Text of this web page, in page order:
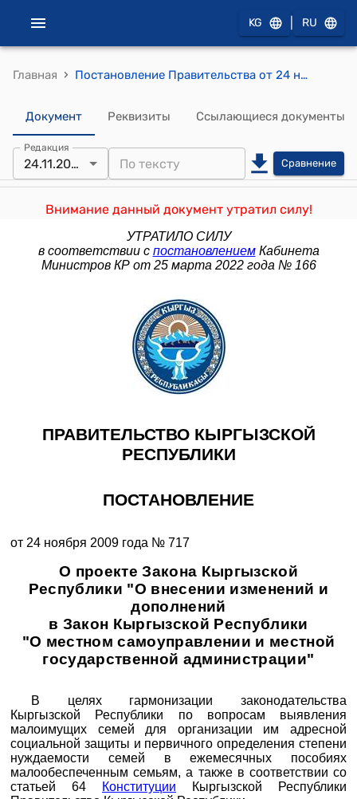
KG RU
Главная › Постановление Правительства от 24 ноября 2009 года №717 "О проекте Закона Кыргызской Республики "О внесении изменений и дополнений в Закон Кыргызской Республики "О местном самоуправлении и местной государственной администрации"
Документ Реквизиты Ссылающиеся документы
Редакция
24.11.2009 Сравнение
Внимание данный документ утратил силу!